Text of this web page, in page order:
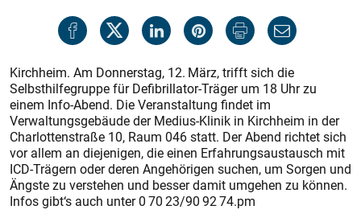
Kirchheim. Am Donnerstag, 12. März, trifft sich die
Selbsthilfegruppe für Defibrillator-Träger um 18 Uhr zu
einem Info-Abend. Die Veranstaltung findet im
Verwaltungsgebäude der Medius-Klinik in Kirchheim in der
Charlottenstraße 10, Raum 046 statt. Der Abend richtet sich
vor allem an diejenigen, die einen Erfahrungsaustausch mit
ICD-Trägern oder deren Angehörigen suchen, um Sorgen und
Ängste zu verstehen und besser damit umgehen zu können.
Infos gibt‘s auch unter 0 70 23/90 92 74.pm